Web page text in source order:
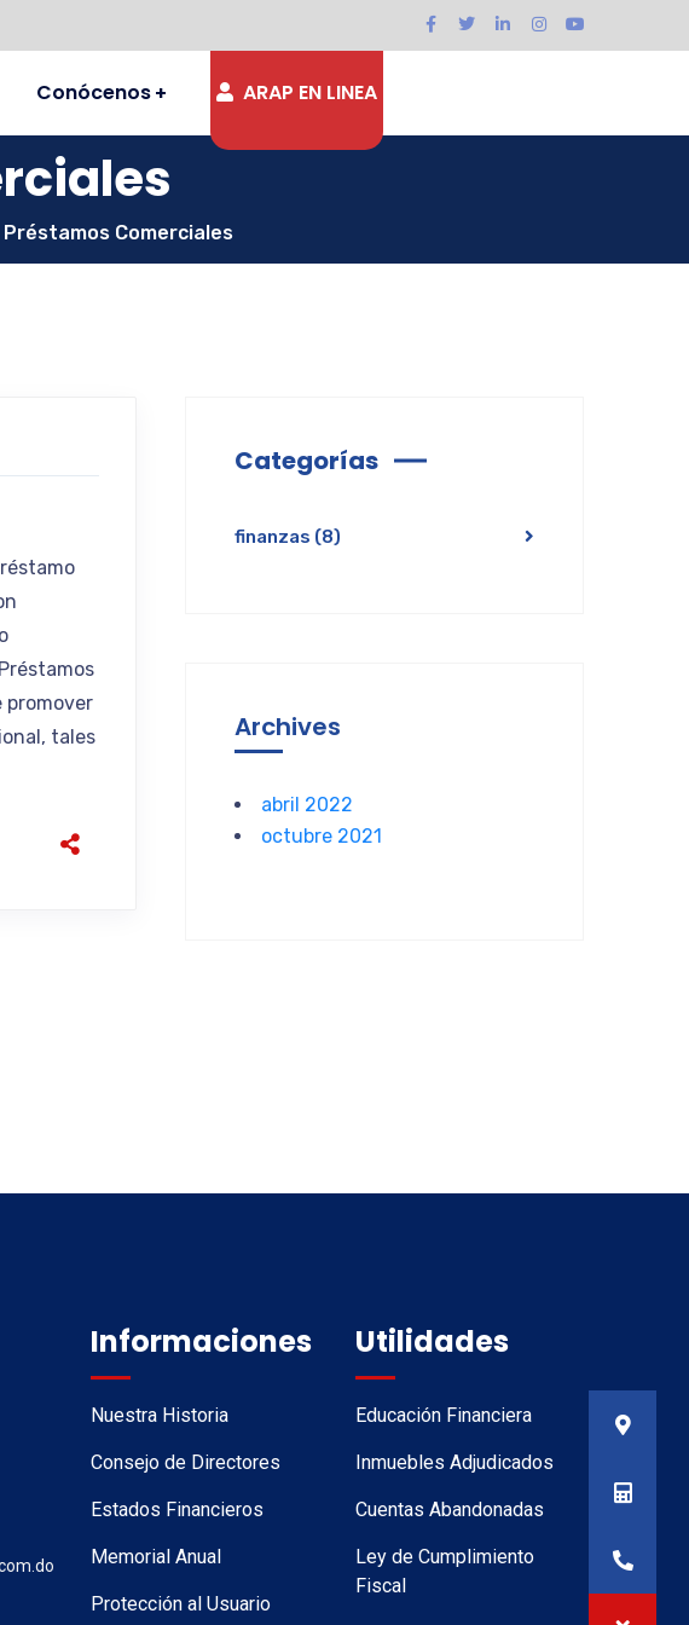
Conócenos ARAP EN LINEA
Préstamos Comerciales
promover
tales
Categorías
finanzas (8)
Archives
abril 2022
octubre 2021
Informaciones
Nuestra Historia
Consejo de Directores
Estados Financieros
Memorial Anual
Protección al Usuario
Utilidades
Educación Financiera
Inmuebles Adjudicados
Cuentas Abandonadas
Ley de Cumplimiento
Fiscal